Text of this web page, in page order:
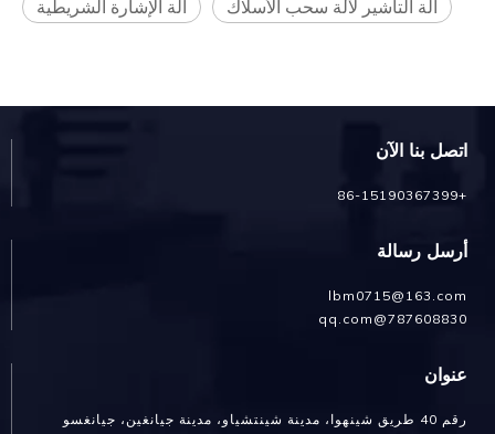
آلة الإشارة الشريطية
آلة التأشير لآلة سحب الأسلاك
اتصل بنا الآن
+86-15190367399
أرسل رسالة
lbm0715@163.com
787608830@qq.com
عنوان
رقم 40 طريق شينهوا، مدينة شينتشياو، مدينة جيانغين، جيانغسو